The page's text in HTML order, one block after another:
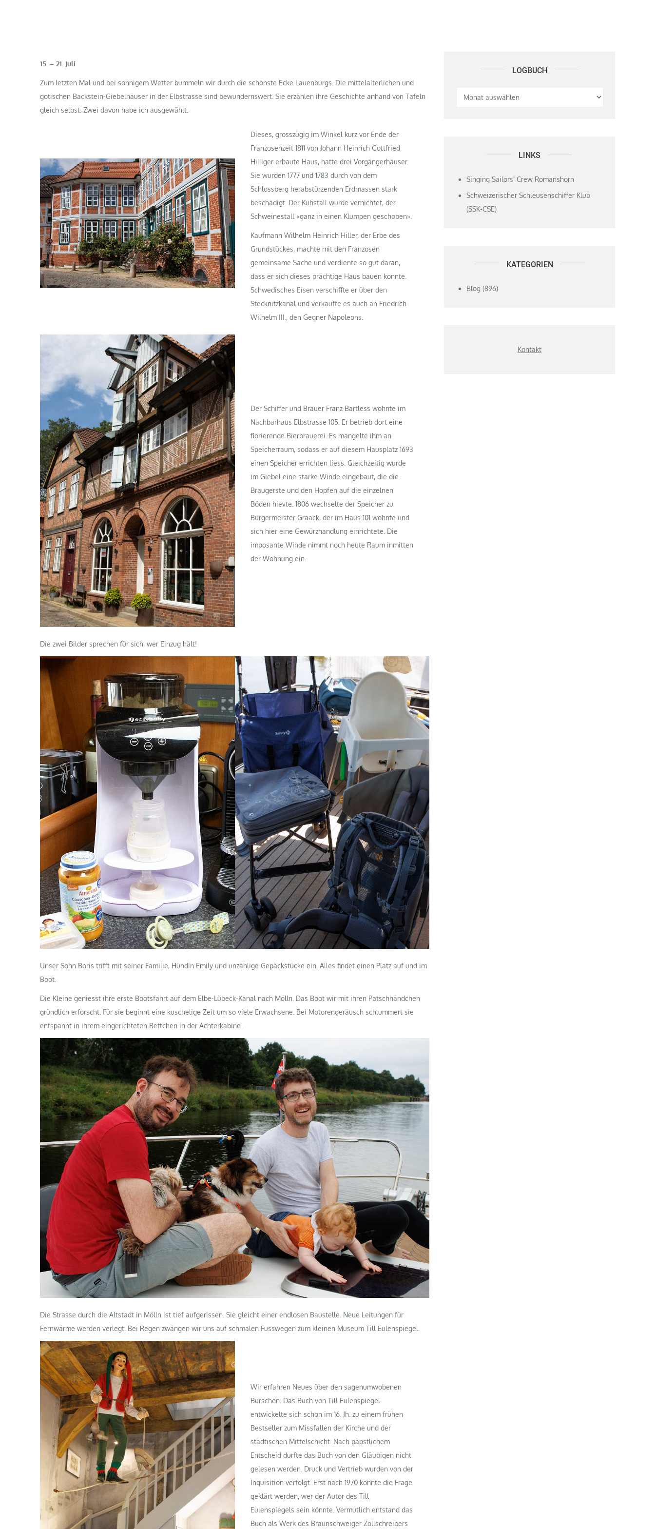
15. – 21. Juli
Zum letzten Mal und bei sonnigem Wetter bummeln wir durch die schönste Ecke Lauenburgs. Die mittelalterlichen und
gotischen Backstein-Giebelhäuser in der Elbstrasse sind bewundernswert. Sie erzählen ihre Geschichte anhand von Tafeln
gleich selbst. Zwei davon habe ich ausgewählt.
Dieses, grosszügig im Winkel kurz vor Ende der
Franzosenzeit 1811 von Johann Heinrich Gottfried
Hilliger erbaute Haus, hatte drei Vorgängerhäuser.
Sie wurden 1777 und 1783 durch von dem
Schlossberg herabstürzenden Erdmassen stark
beschädigt. Der Kuhstall wurde vernichtet, der
Schweinestall «ganz in einen Klumpen geschoben».
Kaufmann Wilhelm Heinrich Hiller, der Erbe des
Grundstückes, machte mit den Franzosen
gemeinsame Sache und verdiente so gut daran,
dass er sich dieses prächtige Haus bauen konnte.
Schwedisches Eisen verschiffte er über den
Stecknitzkanal und verkaufte es auch an Friedrich
Wilhelm III., den Gegner Napoleons.
Der Schiffer und Brauer Franz Bartless wohnte im
Nachbarhaus Elbstrasse 105. Er betrieb dort eine
florierende Bierbrauerei. Es mangelte ihm an
Speicherraum, sodass er auf diesem Hausplatz 1693
einen Speicher errichten liess. Gleichzeitig wurde
im Giebel eine starke Winde eingebaut, die die
Braugerste und den Hopfen auf die einzelnen
Böden hievte. 1806 wechselte der Speicher zu
Bürgermeister Graack, der im Haus 101 wohnte und
sich hier eine Gewürzhandlung einrichtete. Die
imposante Winde nimmt noch heute Raum inmitten
der Wohnung ein.
Die zwei Bilder sprechen für sich, wer Einzug hält!
Unser Sohn Boris trifft mit seiner Familie, Hündin Emily und unzählige Gepäckstücke ein. Alles findet einen Platz auf und im
Boot.
Die Kleine geniesst ihre erste Bootsfahrt auf dem Elbe-Lübeck-Kanal nach Mölln. Das Boot wir mit ihren Patschhändchen
gründlich erforscht. Für sie beginnt eine kuschelige Zeit um so viele Erwachsene. Bei Motorengeräusch schlummert sie
entspannt in ihrem eingerichteten Bettchen in der Achterkabine..
Die Strasse durch die Altstadt in Mölln ist tief aufgerissen. Sie gleicht einer endlosen Baustelle. Neue Leitungen für
Fernwärme werden verlegt. Bei Regen zwängen wir uns auf schmalen Fusswegen zum kleinen Museum Till Eulenspiegel.
Wir erfahren Neues über den sagenumwobenen
Burschen. Das Buch von Till Eulenspiegel
entwickelte sich schon im 16. Jh. zu einem frühen
Bestseller zum Missfallen der Kirche und der
städtischen Mittelschicht. Nach päpstlichem
Entscheid durfte das Buch von den Gläubigen nicht
gelesen werden. Druck und Vertrieb wurden von der
Inquisition verfolgt. Erst nach 1970 konnte die Frage
geklärt werden, wer der Autor des Till
Eulenspiegels sein könnte. Vermutlich entstand das
Buch als Werk des Braunschweiger Zollschreibers
LOGBUCH Logbuch
LINKS
Singing Sailors‘ Crew Romanshorn
Schweizerischer Schleusenschiffer Klub
(SSK-CSE)
KATEGORIEN
Blog (896)
Kontakt